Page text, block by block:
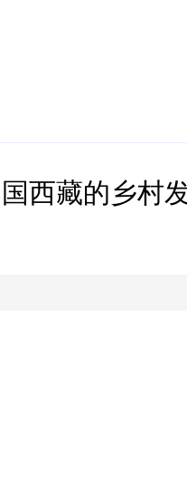
西藏的乡村